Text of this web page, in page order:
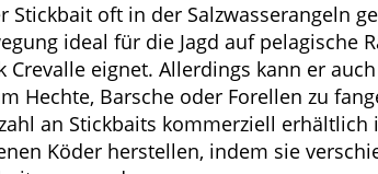
Stickbait oft in der Salzwasserangeln
ideal für die Jagd auf pelagische
Crevalle eignet. Allerdings kann er
Hechte, Barsche oder Forellen zu
an Stickbaits kommerziell erhältlich
Köder herstellen, indem sie